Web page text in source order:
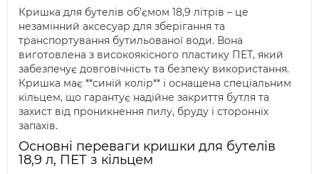
Кришка для бутелів об'ємом 18,9 літрів – це
незамінний аксесуар для зберігання та
транспортування бутильованої води. Вона
виготовлена з високоякісного пластику ПЕТ, який
забезпечує довговічність та безпеку використання.
Кришка має **синій колір** і оснащена спеціальним
кільцем, що гарантує надійне закриття бутля та
захист від проникнення пилу, бруду і сторонніх
запахів.
Основні переваги кришки для бутелів
18,9 л, ПЕТ з кільцем